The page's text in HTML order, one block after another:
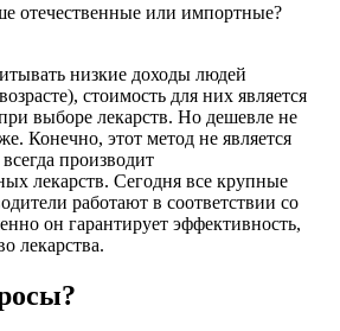
отечественные или импортные?
низкие доходы людей
стоимость для них является
выборе лекарств. Но дешевле не
Конечно, этот метод не является
производит
лекарств. Сегодня все крупные
работают в соответствии со
он гарантирует эффективность,
лекарства.